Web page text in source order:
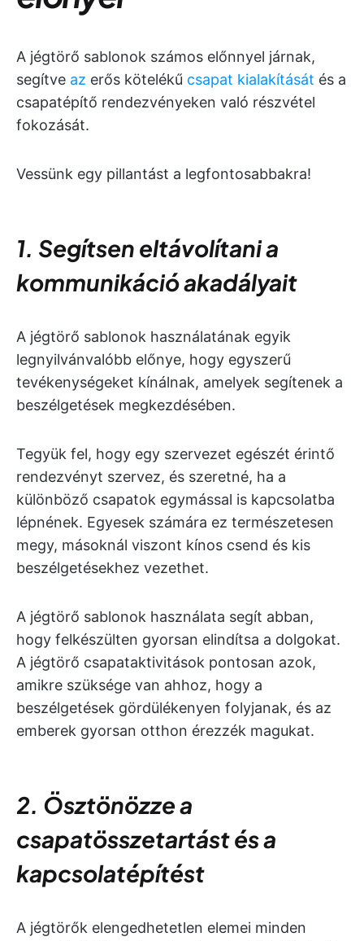
A jégtörő sablonok számos előnnyel járnak,
segítve az erős kötelékű csapat kialakítását és a
csapatépítő rendezvényeken való részvétel
fokozását.
Vessünk egy pillantást a legfontosabbakra!
1. Segítsen eltávolítani a
kommunikáció akadályait
A jégtörő sablonok használatának egyik
legnyilvánvalóbb előnye, hogy egyszerű
tevékenységeket kínálnak, amelyek segítenek a
beszélgetések megkezdésében.
Tegyük fel, hogy egy szervezet egészét érintő
rendezvényt szervez, és szeretné, ha a
különböző csapatok egymással is kapcsolatba
lépnének. Egyesek számára ez természetesen
megy, másoknál viszont kínos csend és kis
beszélgetésekhez vezethet.
A jégtörő sablonok használata segít abban,
hogy felkészülten gyorsan elindítsa a dolgokat.
A jégtörő csapataktivitások pontosan azok,
amikre szüksége van ahhoz, hogy a
beszélgetések gördülékenyen folyjanak, és az
emberek gyorsan otthon érezzék magukat.
2. Ösztönözze a
csapatösszetartást és a
kapcsolatépítést
A jégtörők elengedhetetlen elemei minden